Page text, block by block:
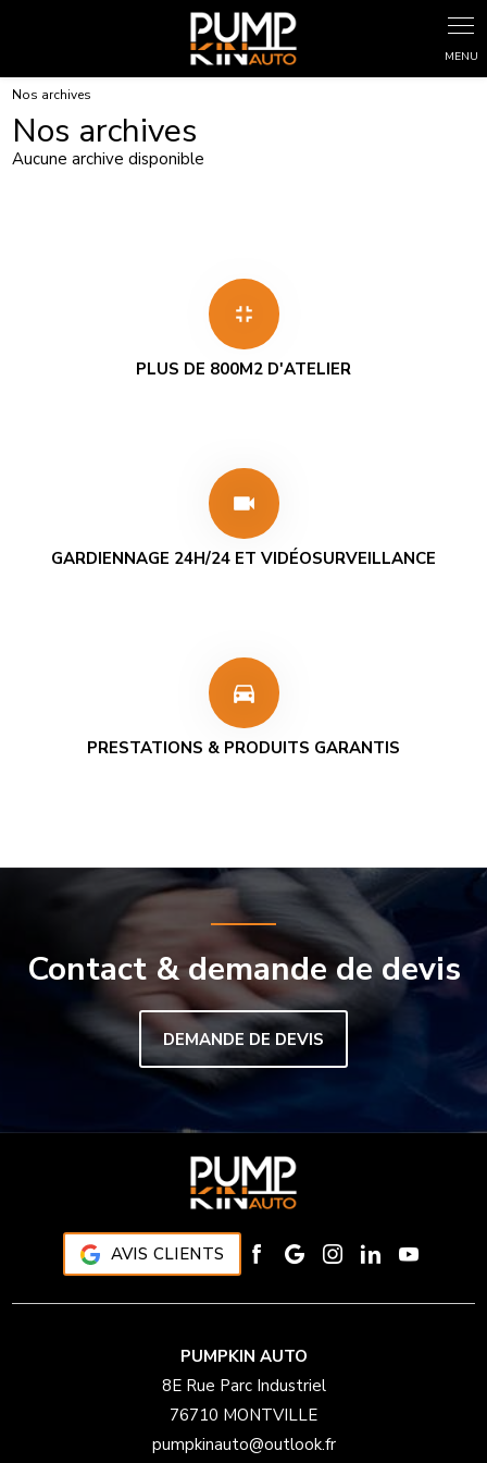
Nos archives
Nos archives
Aucune archive disponible
fullscreen_exit
PLUS DE 800M2 D'ATELIER
videocam
GARDIENNAGE 24H/24 ET VIDÉOSURVEILLANCE
directions_car
PRESTATIONS & PRODUITS GARANTIS
Contact & demande de devis
DEMANDE DE DEVIS
AVIS CLIENTS
PUMPKIN AUTO
8E Rue Parc Industriel
76710 MONTVILLE
pumpkinauto@outlook.fr
Panneau de gestion des cookies